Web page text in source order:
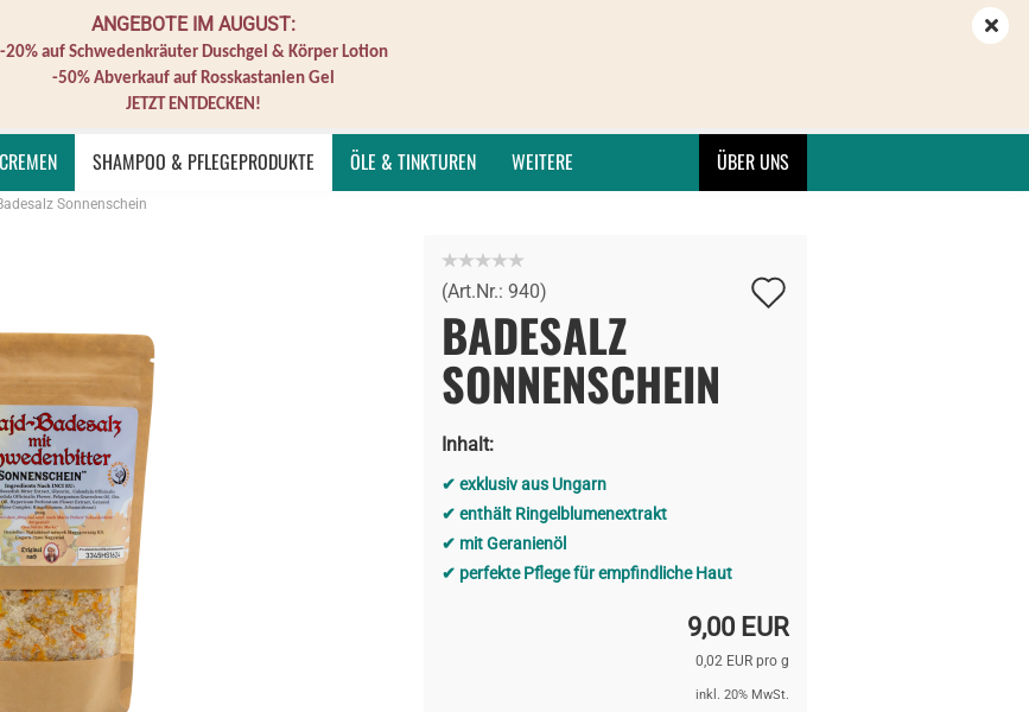
BERATER*IN GASTGEBER*IN GUTSCHEINE
ANGEBOTE IM AUGUST:
-20% auf Schwedenkräuter Duschgel & Körper Lotion
-50% Abverkauf auf Rosskastanien Gel
JETZT ENTDECKEN!
SHAMPOO & PFLEGEPRODUKTE ÖLE & TINKTUREN ÜBER UNS
WEITERE
Sonnenschein
(Art.Nr.: 940)
BADESALZ
SONNENSCHEIN
Inhalt:
exklusiv aus Ungarn
enthält Ringelblumenextrakt
mit Geranienöl
perfekte Pflege für empfindliche Haut
9,00 EUR
0,02 EUR pro g
inkl. 20% MwSt.